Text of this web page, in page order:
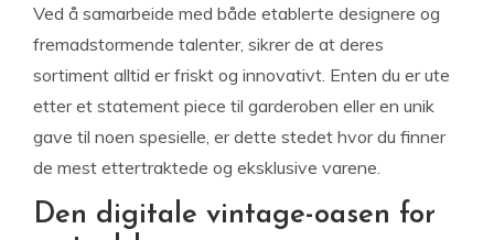
Ved å samarbeide med både etablerte designere og
fremadstormende talenter, sikrer de at deres
sortiment alltid er friskt og innovativt. Enten du er ute
etter et statement piece til garderoben eller en unik
gave til noen spesielle, er dette stedet hvor du finner
de mest ettertraktede og eksklusive varene.
Den digitale vintage-oasen for